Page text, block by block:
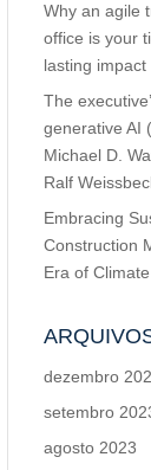
Why an agile
office is your
lasting
The
generative AI
Michael D.
Ralf
Embracing
Construction
Era of
dezembro
setembro
agosto 2023